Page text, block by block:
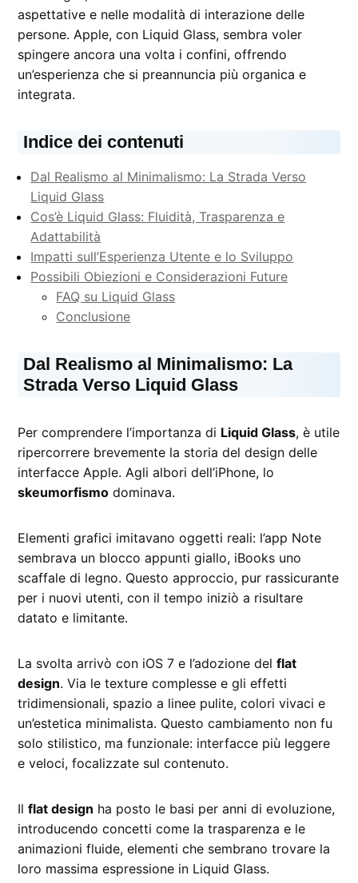
aspettative e nelle modalità di interazione delle
persone. Apple, con Liquid Glass, sembra voler
spingere ancora una volta i confini, offrendo
un’esperienza che si preannuncia più organica e
integrata.
Indice dei contenuti
Dal Realismo al Minimalismo: La Strada Verso
Liquid Glass
Cos’è Liquid Glass: Fluidità, Trasparenza e
Adattabilità
Impatti sull’Esperienza Utente e lo Sviluppo
Possibili Obiezioni e Considerazioni Future
FAQ su Liquid Glass
Conclusione
Dal Realismo al Minimalismo: La
Strada Verso Liquid Glass
Per comprendere l’importanza di Liquid Glass, è utile
ripercorrere brevemente la storia del design delle
interfacce Apple. Agli albori dell’iPhone, lo
skeumorfismo dominava.
Elementi grafici imitavano oggetti reali: l’app Note
sembrava un blocco appunti giallo, iBooks uno
scaffale di legno. Questo approccio, pur rassicurante
per i nuovi utenti, con il tempo iniziò a risultare
datato e limitante.
La svolta arrivò con iOS 7 e l’adozione delflat
design. Via le texture complesse e gli effetti
tridimensionali, spazio a linee pulite, colori vivaci e
un’estetica minimalista. Questo cambiamento non fu
solo stilistico, ma funzionale: interfacce più leggere
e veloci, focalizzate sul contenuto.
Ilflat design ha posto le basi per anni di evoluzione,
introducendo concetti come la trasparenza e le
animazioni fluide, elementi che sembrano trovare la
loro massima espressione in Liquid Glass.